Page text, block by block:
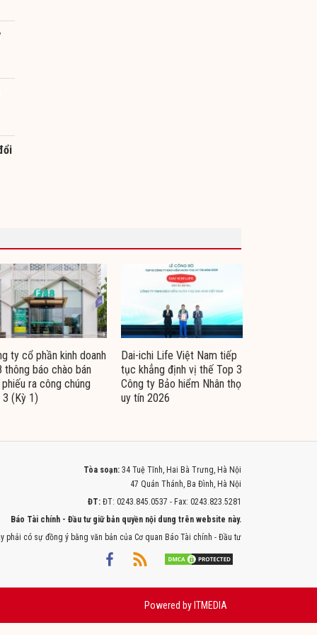
ty cổ phần kinh doanh
thông báo chào bán
ra công chúng
(Kỳ 1)
Dai-ichi Life Việt Nam tiếp
tục khẳng định vị thế Top 3
Công ty Bảo hiểm Nhân thọ
uy tín 2026
Tòa soạn: 34 Tuệ Tĩnh, Hai Bà Trưng, Hà Nội
47 Quán Thánh, Ba Đình, Hà Nội
ĐT: ĐT: 0243.845.0537 - Fax: 0243.823.5281
Báo Tài chính - Đầu tư giữ bản quyền nội dung trên website này.
có sự đồng ý bằng văn bản của Cơ quan Báo Tài chính - Đầu tư
Powered by ITMEDIA